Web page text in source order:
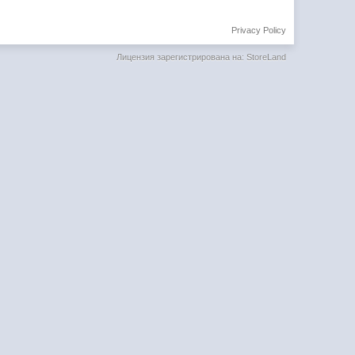
Privacy Policy
Лицензия зарегистрирована на: StoreLand